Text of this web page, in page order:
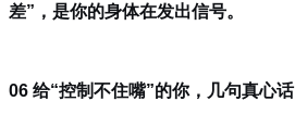
差”，是你的身体在发出信号。
06 给“控制不住嘴”的你，几句真心话